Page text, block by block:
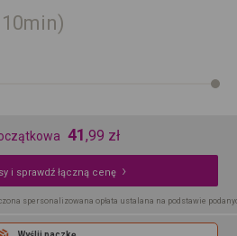
10min
41,99 zł
i sprawdź łączną cenę
spersonalizowana opłata ustalana na podstawie